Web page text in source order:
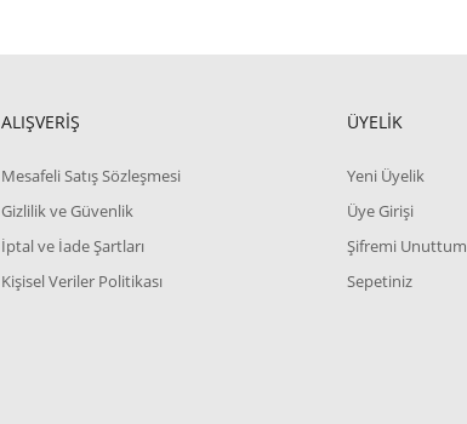
ALIŞVERİŞ
Mesafeli Satış Sözleşmesi
Gizlilik ve Güvenlik
İptal ve İade Şartları
Kişisel Veriler Politikası
ÜYELİK
Yeni Üyelik
Üye Girişi
Şifremi Unuttum
Sepetiniz